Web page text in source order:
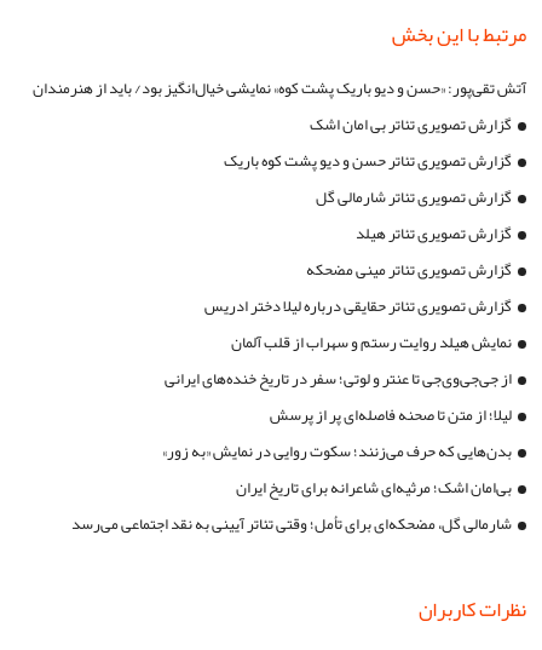
مرتبط با این بخش
آتش تقی‌پور: «حسن و دیو باریک پشت کوه» نمایشی خیال‌انگیز بود/ باید از هنرمندان
آیینی حمایت ویژه شود
گزارش تصویری تئاتر بی امان اشک
گزارش تصویری تئاتر حسن و دیو پشت کوه باریک
گزارش تصویری تئاتر شارمالی گل
گزارش تصویری تئاتر هیلد
گزارش تصویری تئاتر مینی مضحکه
گزارش تصویری تئاتر حقایقی درباره لیلا دختر ادریس
نمایش هیلد روایت رستم و سهراب از قلب آلمان
از جی‌جی‌وی‌جی تا عنتر و لوتی؛ سفر در تاریخ خنده‌های ایرانی
لیلا؛ از متن تا صحنه فاصله‌ای پر از پرسش
بدن‌هایی که حرف می‌زنند؛ سکوت روایی در نمایش «به زور»
بی‌امان اشک؛ مرثیه‌ای شاعرانه برای تاریخ ایران
شارمالی گل، مضحکه‌ای برای تأمل؛ وقتی تئاتر آیینی به نقد اجتماعی می‌رسد
نظرات کاربران